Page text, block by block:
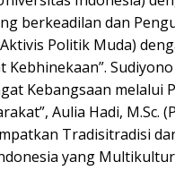
berkeadilan dan
Politik Muda)
Kebangsaan melalui
Aulia Hadi, M.Sc.
Tradisitradisi
yang